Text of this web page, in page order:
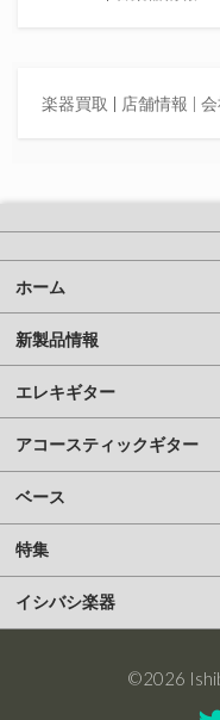
楽器買取 | 店舗情報 |
ホーム
新製品情報
エレキギター
アコースティックギター
ベース
特集
イシバシ楽器
©2026